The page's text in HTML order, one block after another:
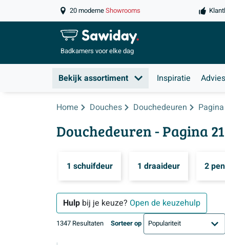
20 moderneShowrooms
Badkamers voor elke dag
Bekijk assortiment Inspiratie Advies
Home Douches Douchedeuren
Douchedeuren- Pagina 21
1 schuifdeur 1 draaideur 2
Hulp bij je keuze? Open de keuzehulp
1347 Resultaten Sorteer op